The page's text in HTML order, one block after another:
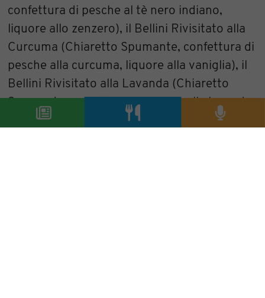
confettura di pesche al tè nero indiano,
liquore allo zenzero), il Bellini Rivisitato alla
Curcuma (Chiaretto Spumante, confettura di
pesche alla curcuma, liquore alla vaniglia), il
Bellini Rivisitato alla Lavanda (Chiaretto
Spumante, confettura di pesche alla lavanda
provenzale, Maraschino) e il Chiaretto